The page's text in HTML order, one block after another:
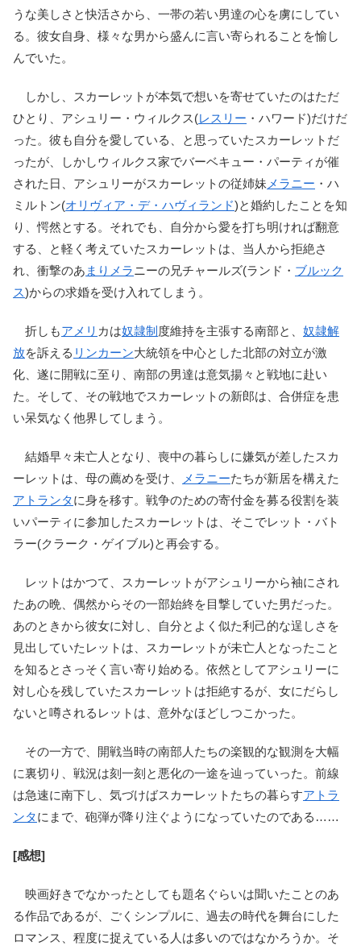
うな美しさと快活さから、一帯の若い男達の心を虜にしてい
る。彼女自身、様々な男から盛んに言い寄られることを愉し
んでいた。
しかし、スカーレットが本気で想いを寄せていたのはただ
ひとり、アシュリー・ウィルクス(レスリー ・ハワード)だけだ
った。彼も自分を愛している、と思っていたスカーレットだ
ったが、しかしウィルクス家でバーベキュー・パーティが催
された日、アシュリーがスカーレットの従姉妹 メラニー ・ハ
ミルトン(オリヴィア・デ・ハヴィランド)と婚約したことを知
り、愕然とする。それでも、自分から愛を打ち明ければ翻意
する、と軽く考えていたスカーレットは、当人から拒絶さ
れ、衝撃のあ まりメラニーの兄チャールズ(ランド・ ブルック
ス)からの求婚を受け入れてしまう。
折しもアメリ カは奴隷制 度維持を主張する南部と、 奴隷解
放を訴える リンカーン大統領を中心とした北部の対立が激
化、遂に開戦に至り、南部の男達は意気揚々と戦地に赴い
た。そして、その戦地でスカーレットの新郎は、合併症を患
い呆気なく他界してしまう。
結婚早々未亡人となり、喪中の暮らしに嫌気が差したスカ
ーレットは、母の薦めを受け、
メラニーたちが新居を構えた
アトランタに身を移す。戦争のための寄付金を募る役割を装
いパーティに参加したスカーレットは、そこでレット・バト
ラー(クラーク・ゲイブル)と再会する。
レットはかつて、スカーレットがアシュリーから袖にされ
たあの晩、偶然からその一部始終を目撃していた男だった。
あのときから彼女に対し、自分とよく似た利己的な逞しさを
見出していたレットは、スカーレットが未亡人となったこと
を知るとさっそく言い寄り始める。依然としてアシュリーに
対し心を残していたスカーレットは拒絶するが、女にだらし
ないと噂されるレットは、意外なほどしつこかった。
その一方で、開戦当時の南部人たちの楽観的な観測を大幅
に裏切り、戦況は刻一刻と悪化の一途を辿っていった。前線
は急速に南下し、気づけばスカーレットたちの暮らすアトラ
ンタにまで、砲弾が降り注ぐようになっていたのである……
[感想]
映画好きでなかったとしても題名ぐらいは聞いたことのあ
る作品であるが、ごくシンプルに、過去の時代を舞台にした
ロマンス、程度に捉えている人は多いのではなかろうか。そ